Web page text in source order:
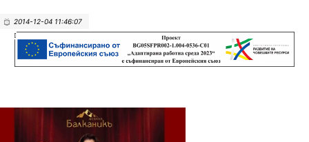
2014-12-04 11:46:07